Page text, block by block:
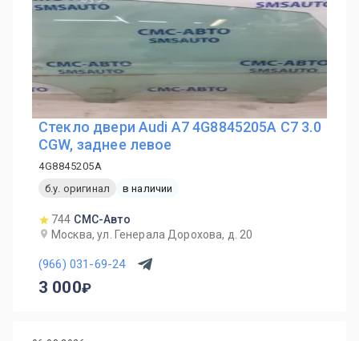
Стекло двери Audi A7 4G8845205A C7 3.0
CGW, заднее левое
4G8845205A
б.у. оригинал
в наличии
744 СМС-Авто
Москва, ул. Генерала Дорохова, д. 20
(966) 031-69-24
3 000